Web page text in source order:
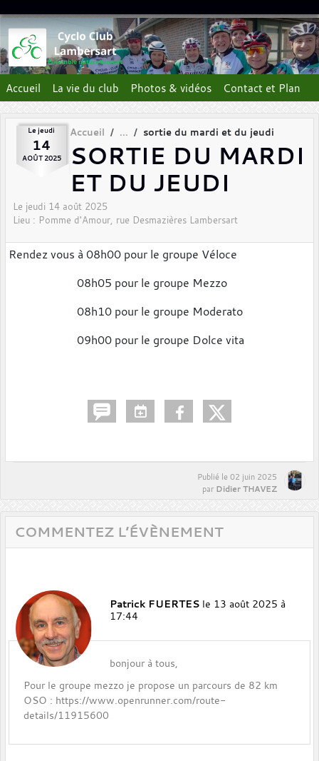
Accueil La vie du club Photos & vidéos Contact et Plan
Le jeudi
14
AOÛT 2025
Accueil sortie du mardi et du jeudi
SORTIE DU MARDI
ET DU JEUDI
Le jeudi 14 août 2025
Lieu : Pomme d'Amour, rue Desmazières Lambersart
Rendez vous à 08h00 pour le groupe Véloce
08h05 pour le groupe Mezzo
08h10 pour le groupe Moderato
09h00 pour le groupe Dolce vita
Publié le 02 juin 2025
par Didier THAVEZ
COMMENTEZ L’ÉVÈNEMENT
Patrick FUERTES le 13 août 2025 à
17:44
bonjour à tous,
Pour le groupe mezzo je propose un parcours de 82 km
OSO : https://www.openrunner.com/route-
details/11915600